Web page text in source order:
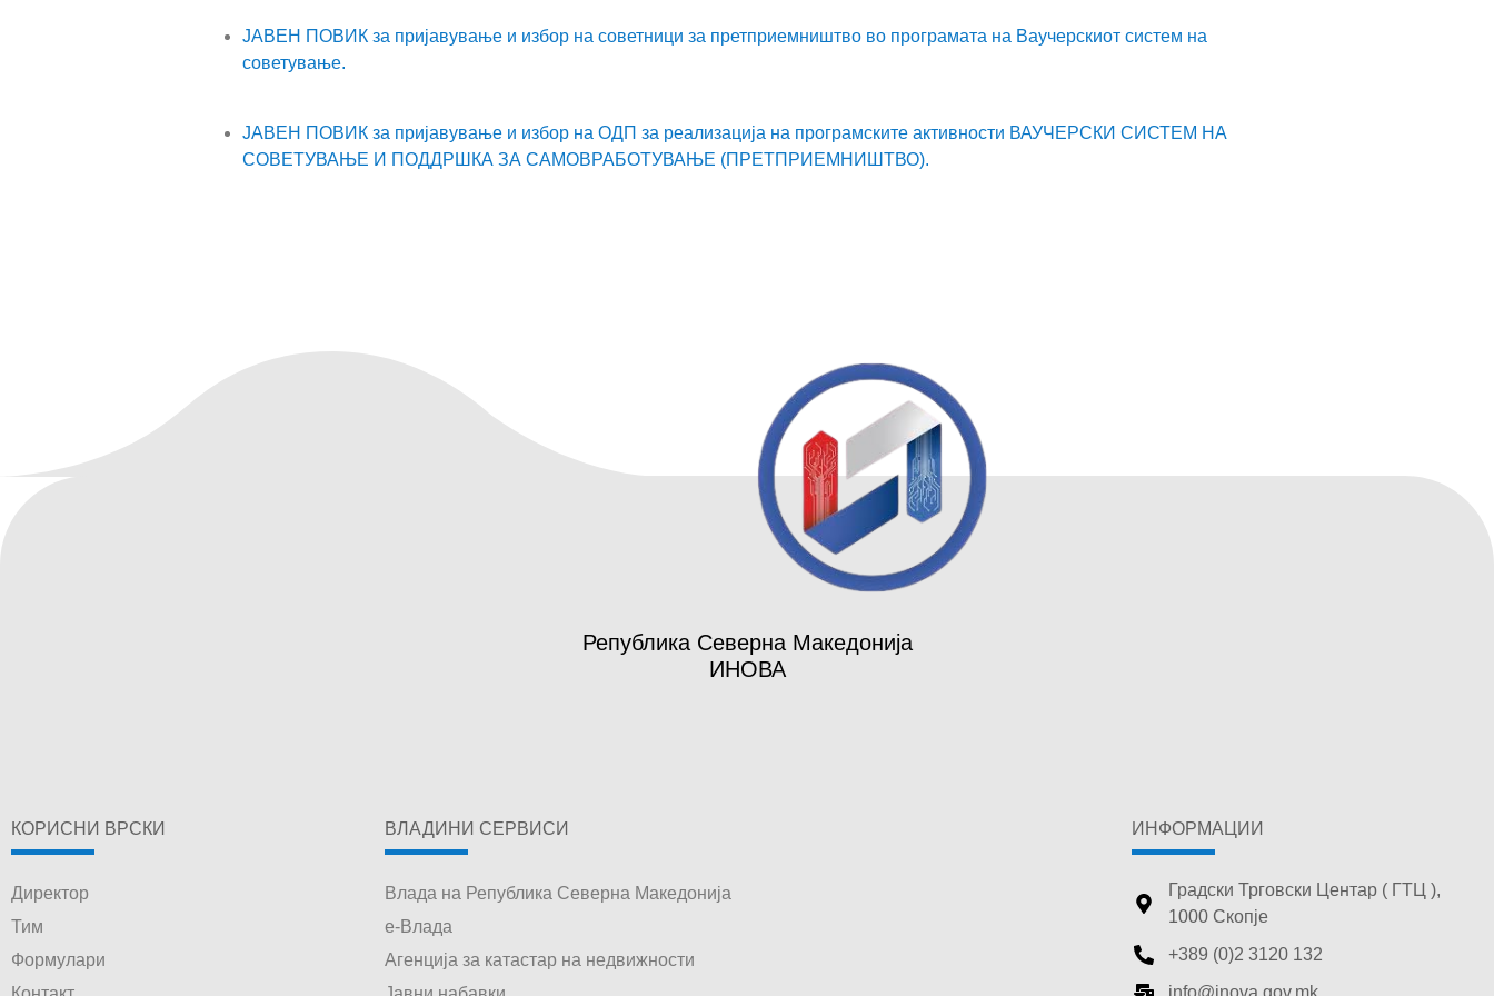
ЈАВЕН ПОВИК за пријавување и избор на советници за претприемништво во програмата на Ваучерскиот систем на
советување.
ЈАВЕН ПОВИК за пријавување и избор на ОДП за реализација на програмските активности ВАУЧЕРСКИ СИСТЕМ НА
СОВЕТУВАЊЕ И ПОДДРШКА ЗА САМОВРАБОТУВАЊЕ (ПРЕТПРИЕМНИШТВО).
Република Северна Македонија
ИНОВА
КОРИСНИ ВРСКИ
Директор
Тим
Формулари
ВЛАДИНИ СЕРВИСИ
Влада на Република Северна Македонија
е-Влада
Агенција за катастар на недвижности
ИНФОРМАЦИИ
Градски Трговски Центар ( ГТЦ ),
1000 Скопје
+389 (0)2 3120 132
info@inova.gov.mk